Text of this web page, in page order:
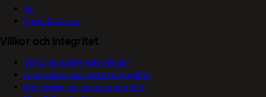
Tur
Sport & Casino
Villkor och integritet
Välj dina cookieinställningar
Om cookies och personuppgifter
Behandling av personuppgifter